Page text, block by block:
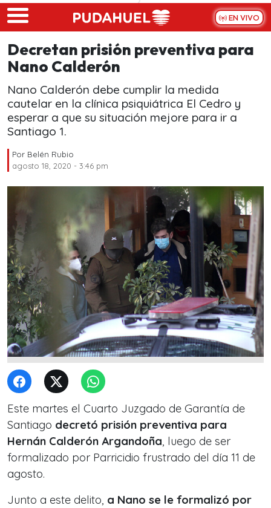
Skip to main content
EN VIVO
Decretan prisión preventiva para
Nano Calderón
Nano Calderón debe cumplir la medida
cautelar en la clínica psiquiátrica El Cedro y
esperar a que su situación mejore para ir a
Santiago 1.
Por Belén Rubio
agosto 18, 2020 - 3:46 pm
Este martes el Cuarto Juzgado de Garantía de
Santiago decretó prisión preventiva para
Hernán Calderón Argandoña, luego de ser
formalizado por Parricidio frustrado del día 11 de
agosto.
Junto a este delito, a Nano se le formalizó por